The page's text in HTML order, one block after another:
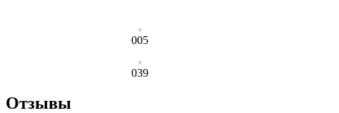
005
039
Отзывы